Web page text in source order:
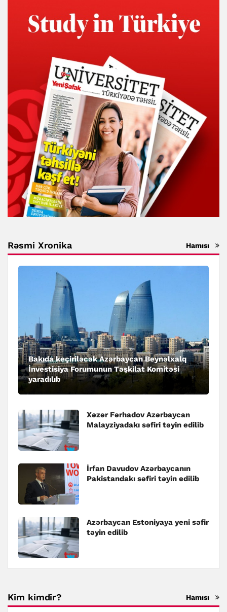
Rəsmi Xronika Hamısı
Bakıda keçiriləcək Azərbaycan Beynəlxalq
İnvestisiya Forumunun Təşkilat Komitəsi
yaradılıb
Xəzər Fərhadov Azərbaycan
Malayziyadakı səfiri təyin edilib
İrfan Davudov Azərbaycanın
Pakistandakı səfiri təyin edilib
Azərbaycan Estoniyaya yeni səfir
təyin edilib
Kim kimdir? Hamısı